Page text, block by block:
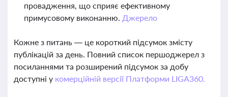
провадження, що сприяє ефективному
примусовому виконанню. Джерело
Кожне з питань — це короткий підсумок змісту
публікацій за день. Повний список першоджерел з
посиланнями та розширений підсумок за добу
доступні у комерційній версії Платформи LIGA360.